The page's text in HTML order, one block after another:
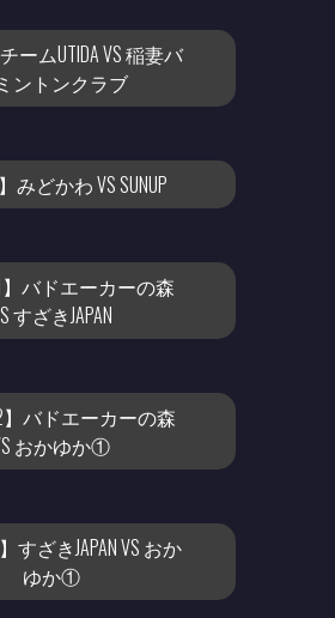
チームUTIDA VS 稲妻バ
ントンクラブ
みどかわ VS SUNUP
1】バドエーカーの森
すざきJAPAN
2】バドエーカーの森
おかゆか①
】すざきJAPAN VS おか
ゆか①